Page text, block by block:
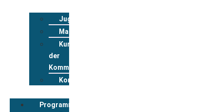
Jugendwohnkonzepte
Materialpool
Kurzportraits
der
Kommunen
Kontakt
Programmbegleitung